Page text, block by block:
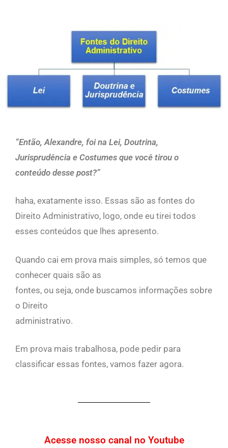
“Então, Alexandre, foi na Lei, Doutrina,
Jurisprudência e Costumes que você tirou o
conteúdo desse post?”
haha, exatamente isso. Essas são as fontes do
Direito Administrativo, logo, onde eu tirei todos
esses conteúdos que lhes apresento.
Quando cai em prova mais simples, só temos que
conhecer quais são as
fontes, ou seja, onde buscamos informações sobre
o Direito
administrativo.
Em prova mais trabalhosa, pode pedir para
classificar essas fontes, vamos fazer agora.
Acesse nosso canal no Youtube